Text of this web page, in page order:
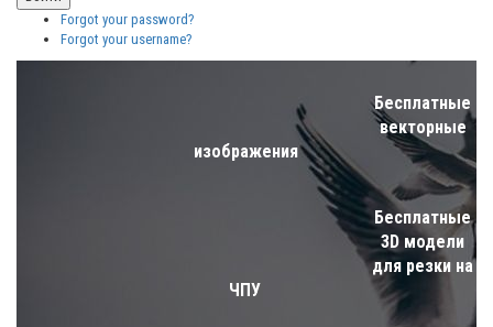
Forgot your password?
Forgot your username?
Бесплатные
векторные
изображения
Бесплатные
3D модели
для резки на
ЧПУ